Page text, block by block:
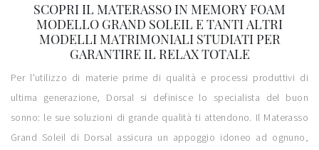
SCOPRI IL MATERASSO IN MEMORY FOAM
MODELLO GRAND SOLEIL E TANTI ALTRI
MODELLI MATRIMONIALI STUDIATI PER
GARANTIRE IL RELAX TOTALE
Per l'utilizzo di materie prime di qualità e processi produttivi di
ultima generazione, Dorsal si definisce lo specialista del buon
sonno: le sue soluzioni di grande qualità ti attendono. Il Materasso
Grand Soleil di Dorsal assicura un appoggio idoneo ad ognuno,